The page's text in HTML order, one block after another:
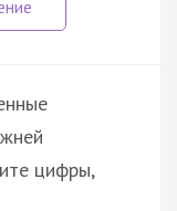
цифры,